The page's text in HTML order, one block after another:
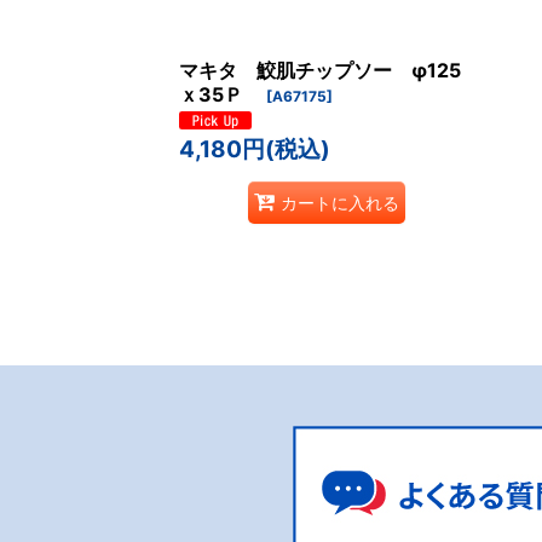
マキタ 鮫肌チップソー φ125
ｘ35Ｐ
[A67175]
4,180 円(税込)
カートに入れる